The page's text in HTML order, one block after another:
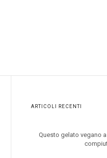
ARTICOLI RECENTI
Questo gelato vegano